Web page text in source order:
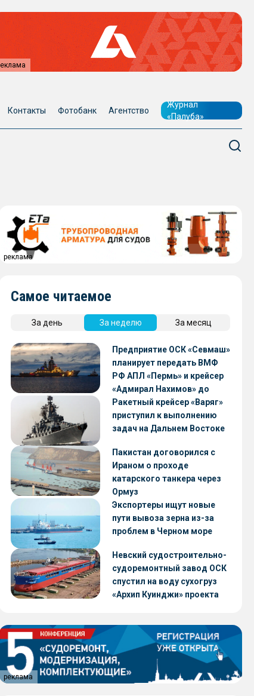
Контакты Фотобанк Агентство
Журнал
«Палуба»
реклама
Самое читаемое
За день За неделю За месяц
Предприятие ОСК «Севмаш»
планирует передать ВМФ
РФ АПЛ «Пермь» и крейсер
«Адмирал Нахимов» до
конца 2026 года
Ракетный крейсер «Варяг»
приступил к выполнению
задач на Дальнем Востоке
Пакистан договорился с
Ираном о проходе
катарского танкера через
Ормуз
Экспортеры ищут новые
пути вывоза зерна из-за
проблем в Черном море
Невский судостроительно-
судоремонтный завод ОСК
спустил на воду сухогруз
«Архип Куинджи» проекта
реклама